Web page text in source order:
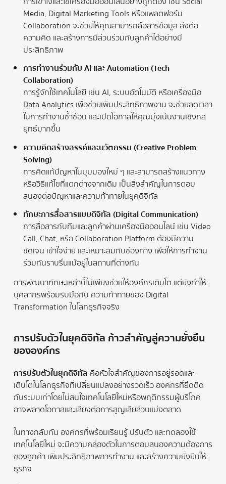
Media, Digital Marketing Tools หรือแพลตฟอร์ม
Collaboration จะช่วยให้คุณสามารถสื่อสารข้อมูล ส่งต่อ
ความคิด และสร้างการมีส่วนร่วมกับลูกค้าได้อย่างมี
ประสิทธิภาพ
การทำงานร่วมกับ AI และ Automation (Tech
Collaboration)
การรู้จักใช้เทคโนโลยี เช่น AI, ระบบอัตโนมัติ หรือเครื่องมือ
Data Analytics เพื่อช่วยเพิ่มประสิทธิภาพงาน จะช่วยลดเวลา
ในการทำงานซ้ำซ้อน และเปิดโอกาสให้คุณมุ่งเน้นงานเชิงกล
ยุทธ์มากขึ้น
ความคิดสร้างสรรค์และนวัตกรรม (Creative Problem
Solving)
การคิดแก้ปัญหาในมุมมองใหม่ ๆ และสามารถสร้างแนวทาง
หรือวิธีแก้ไขที่แตกต่างจากเดิม เป็นสิ่งสำคัญในการตอบ
สนองต่อปัญหาและความท้าทายในยุคดิจิทัล
ทักษะการสื่อสารแบบดิจิทัล (Digital Communication)
การสื่อสารกับทีมและลูกค้าผ่านเครื่องมือออนไลน์ เช่น Video
Call, Chat, หรือ Collaboration Platform ต้องมีความ
ชัดเจน เข้าใจง่าย และเหมาะสมกับช่องทาง เพื่อให้การทำงาน
ร่วมกันราบรื่นแม้อยู่ในสถานที่ต่างกัน
การพัฒนาทักษะเหล่านี้ไม่เพียงช่วยให้องค์กรเติบโต แต่ยังทำให้
บุคลากรพร้อมรับมือกับ ความท้าทายของ Digital
Transformation ในโลกธุรกิจจริง
การปรับตัวในยุคดิจิทัล ก้าวสำคัญสู่ความยั่งยืน
ขององค์กร
การปรับตัวในยุคดิจิทัล คือหัวใจสำคัญของการอยู่รอดและ
เติบโตในโลกธุรกิจที่เปลี่ยนแปลงอย่างรวดเร็ว องค์กรที่ยึดติด
กับระบบเก่าโดยไม่สนใจเทคโนโลยีใหม่หรือพฤติกรรมผู้บริโภค
อาจพลาดโอกาสและเสี่ยงต่อการสูญเสียส่วนแบ่งตลาด
ในทางกลับกัน องค์กรที่พร้อมเรียนรู้ ปรับตัว และทดลองใช้
เทคโนโลยีใหม่ จะมีความคล่องตัวในการตอบสนองความต้องการ
ของลูกค้า เพิ่มประสิทธิภาพการทำงาน และสร้างความยั่งยืนให้
ธุรกิจ